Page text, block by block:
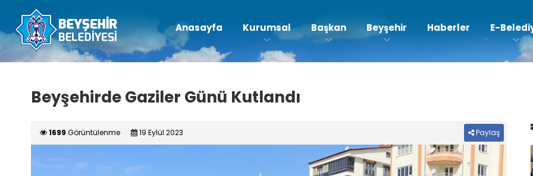
Anasayfa Kurumsal Başkan Beyşehir Haberler E-
Beyşehirde Gaziler Günü Kutlandı
1699 Görüntülenme 19 Eylül 2023 Paylaş